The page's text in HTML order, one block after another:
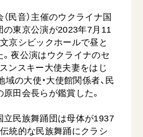
バルサイト
すべて見る
民音）主催のウクライナ国
の東京公演が2023年7月11
文京シビックホールで昼と
。夜公演はウクライナのセ
ンスキー大使夫妻をはじ
域の大使・大使館関係者、民
田会長らが鑑賞した。
立民族舞踊団は母体が1937
統的な民族舞踊にクラシ